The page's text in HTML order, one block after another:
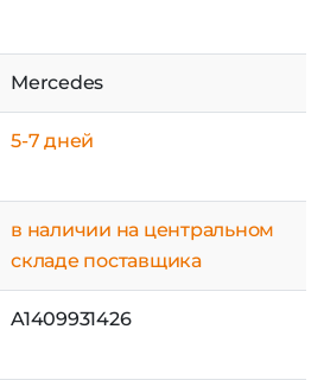
Mercedes
5-7 дней
в наличии на центральном
складе поставщика
A1409931426